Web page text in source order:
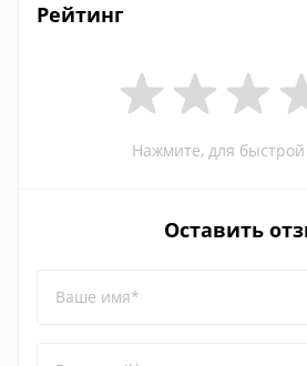
Рейтинг
Нажмите, для
Оставить
Ваше имя*